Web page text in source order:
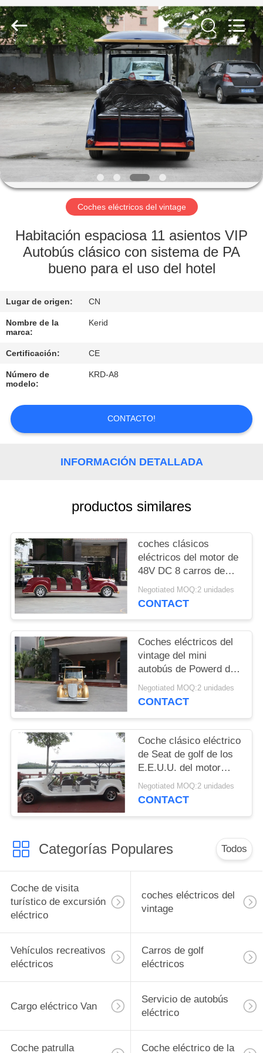
EN
CASA
PRODUCTOS
LOS
VÍDEOS
NOSOTROS
RECORRIDO
LA
FÁBRICA
DE
CALIDAD
CONTACTA
NOTICIAS
SOLICITAR
UNA
CITA
MAPA
DEL
SITIO
POLÍTICA
DE
PRIVACIDAD
Co,Ltd.
All
Rights
Reserved.
Developed
by
ECER
Coches eléctricos del vintage
Habitación espaciosa 11 asientos VIP
Autobús clásico con sistema de PA
bueno para el uso del hotel
Lugar de origen: CN
Nombre de la
marca:
Kerid
Certificación: CE
Número de
modelo:
KRD-A8
CONTACTO!
INFORMACIÓN DETALLADA
productos similares
coches clásicos
eléctricos del motor de
48V DC 8 carros de
golf viejos de la
persona para la
Negotiated MOQ:2 unidades
CONTACT
Coches eléctricos del
vintage del mini
autobús de Powerd de
la batería con el
sistema de la CA 72V,
Negotiated MOQ:2 unidades
CONTACT
Coche clásico eléctrico
de Seat de golf de los
E.E.U.U. del motor
clásico popular 8 de
los carros 48V DC
Negotiated MOQ:2 unidades
CONTACT
Categorías Populares Todos
Coche de visita
turístico de excursión
eléctrico
coches eléctricos del
vintage
Vehículos recreativos
eléctricos
Carros de golf
eléctricos
Cargo eléctrico Van
Servicio de autobús
eléctrico
Coche patrulla Coche eléctrico de la